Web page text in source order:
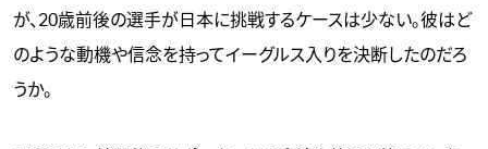
が、20歳前後の選手が日本に挑戦するケースは少ない。彼はど
のような動機や信念を持ってイーグルス入りを決断したのだろ
うか。